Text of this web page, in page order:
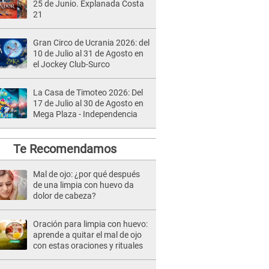
25 de Junio. Explanada Costa
21
Gran Circo de Ucrania 2026: del
10 de Julio al 31 de Agosto en
el Jockey Club-Surco
La Casa de Timoteo 2026: Del
17 de Julio al 30 de Agosto en
Mega Plaza - Independencia
Te Recomendamos
Mal de ojo: ¿por qué después
de una limpia con huevo da
dolor de cabeza?
Oración para limpia con huevo:
aprende a quitar el mal de ojo
con estas oraciones y rituales